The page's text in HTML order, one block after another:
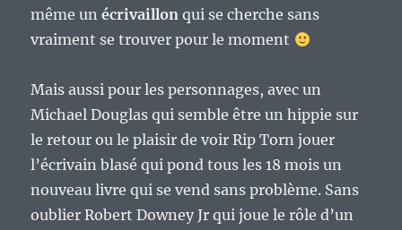
même unécrivaillon qui se cherche sans
vraiment se trouver pour le moment
Mais aussi pour les personnages, avec un
Michael Douglas qui semble être un hippie sur
le retour ou le plaisir de voir Rip Torn jouer
l’écrivain blasé qui pond tous les 18 mois un
nouveau livre qui se vend sans problème. Sans
oublier Robert Downey Jr qui joue le rôle d’un